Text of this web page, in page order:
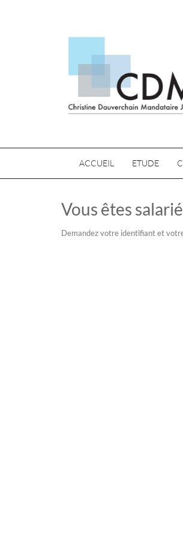
ACCUEIL ETUDE
Vous êtes
Demandez votre identifiant et